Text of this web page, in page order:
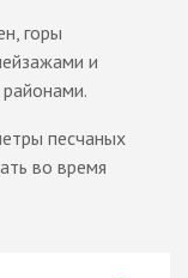
горы
и
песчаных
во время